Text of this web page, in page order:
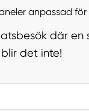
anpassad
där
det inte!